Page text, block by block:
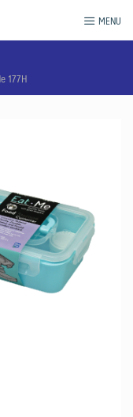
MENU
177H